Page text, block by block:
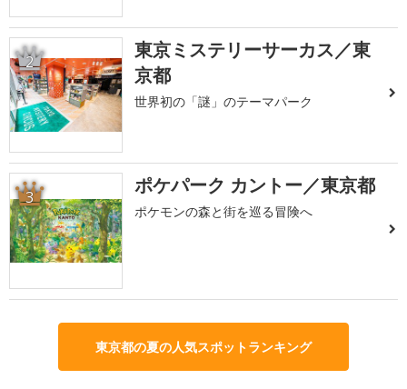
2
東京ミステリーサーカス／東
京都
世界初の「謎」のテーマパーク
3 ポケパーク カントー／東京都
ポケモンの森と街を巡る冒険へ
東京都の夏の人気スポットランキング